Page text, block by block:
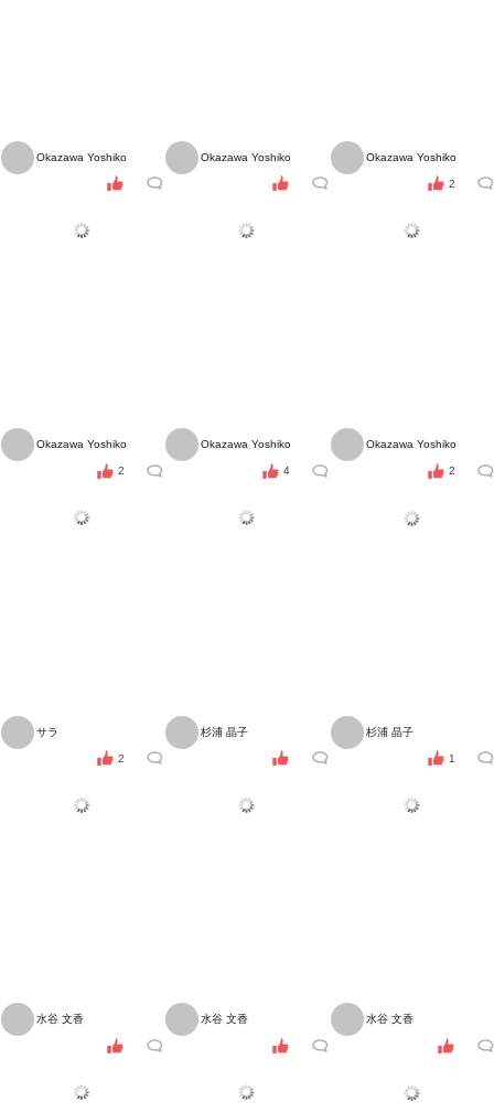
Okazawa Yoshiko Okazawa Yoshiko Okazawa Yoshiko
2
Okazawa Yoshiko
2
Okazawa Yoshiko
4
Okazawa Yoshiko
2
サラ
2
杉浦 晶子 杉浦 晶子
1
水谷 文香 水谷 文香 水谷 文香